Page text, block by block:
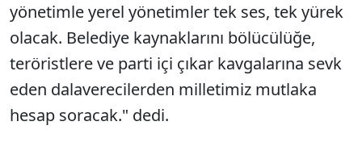
yönetimle yerel yönetimler tek ses, tek yürek
olacak. Belediye kaynaklarını bölücülüğe,
teröristlere ve parti içi çıkar kavgalarına sevk
eden dalaverecilerden milletimiz mutlaka
hesap soracak." dedi.